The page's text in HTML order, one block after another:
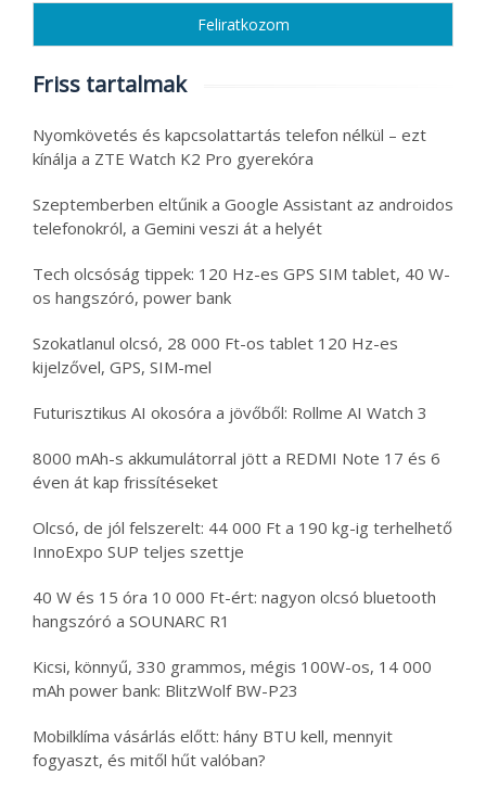
Friss tartalmak
Nyomkövetés és kapcsolattartás telefon nélkül – ezt
kínálja a ZTE Watch K2 Pro gyerekóra
Szeptemberben eltűnik a Google Assistant az androidos
telefonokról, a Gemini veszi át a helyét
Tech olcsóság tippek: 120 Hz-es GPS SIM tablet, 40 W-
os hangszóró, power bank
Szokatlanul olcsó, 28 000 Ft-os tablet 120 Hz-es
kijelzővel, GPS, SIM-mel
Futurisztikus AI okosóra a jövőből: Rollme AI Watch 3
8000 mAh-s akkumulátorral jött a REDMI Note 17 és 6
éven át kap frissítéseket
Olcsó, de jól felszerelt: 44 000 Ft a 190 kg-ig terhelhető
InnoExpo SUP teljes szettje
40 W és 15 óra 10 000 Ft-ért: nagyon olcsó bluetooth
hangszóró a SOUNARC R1
Kicsi, könnyű, 330 grammos, mégis 100W-os, 14 000
mAh power bank: BlitzWolf BW-P23
Mobilklíma vásárlás előtt: hány BTU kell, mennyit
fogyaszt, és mitől hűt valóban?